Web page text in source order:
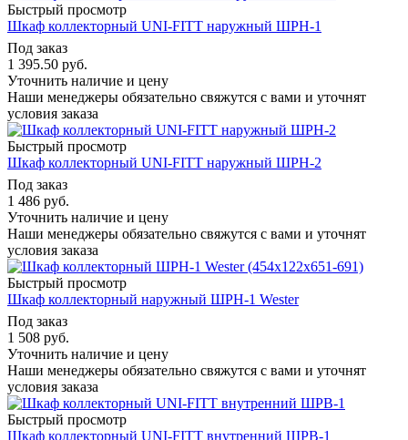
Быстрый просмотр
Шкаф коллекторный UNI-FITT наружный ШРН-1
Под заказ
1 395.50 руб.
Уточнить наличие и цену
Наши менеджеры обязательно свяжутся с вами и уточнят
условия заказа
Быстрый просмотр
Шкаф коллекторный UNI-FITT наружный ШРН-2
Под заказ
1 486 руб.
Уточнить наличие и цену
Наши менеджеры обязательно свяжутся с вами и уточнят
условия заказа
Быстрый просмотр
Шкаф коллекторный наружный ШРН-1 Wester
Под заказ
1 508 руб.
Уточнить наличие и цену
Наши менеджеры обязательно свяжутся с вами и уточнят
условия заказа
Быстрый просмотр
Шкаф коллекторный UNI-FITT внутренний ШРВ-1